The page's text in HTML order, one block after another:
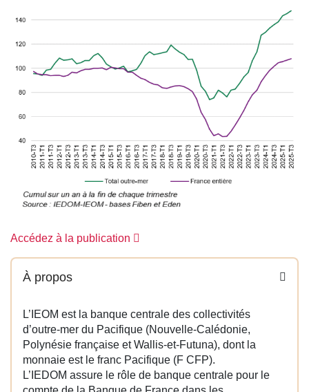
Accédez à la publication
À propos
L’IEOM est la banque centrale des collectivités
d’outre-mer du Pacifique (Nouvelle-Calédonie,
Polynésie française et Wallis-et-Futuna), dont la
monnaie est le franc Pacifique (F CFP).
L’IEDOM assure le rôle de banque centrale pour le